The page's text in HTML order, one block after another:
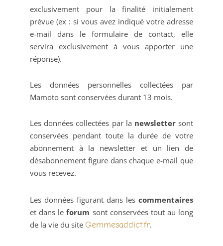
exclusivement pour la finalité initialement
prévue (ex : si vous avez indiqué votre adresse
e-mail dans le formulaire de contact, elle
servira exclusivement à vous apporter une
réponse).
Les données personnelles collectées par
Mamoto sont conservées durant 13 mois.
Les données collectées par la newslettersont
conservées pendant toute la durée de votre
abonnement à la newsletter et un lien de
désabonnement figure dans chaque e-mail que
vous recevez.
Les données figurant dans les commentaires
et dans leforum sont conservées tout au long
de la vie du site Gemmesaddict.fr.